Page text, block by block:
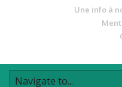
Une info à